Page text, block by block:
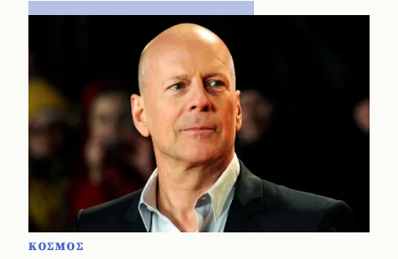
ΚΟΣΜΟΣ